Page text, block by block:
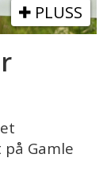
PLUSS
Gamle